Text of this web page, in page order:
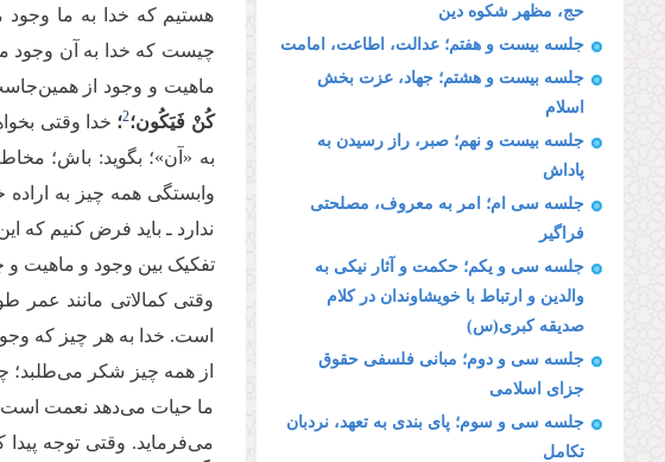
حج، مظهر شکوه دین
جلسه بیست و هفتم؛ عدالت، اطاعت، امامت
جلسه بیست و هشتم؛ جهاد، عزت بخش
اسلام
جلسه بیست و نهم؛ صبر، راز رسیدن به
پاداش
جلسه سی ام؛ امر به معروف، مصلحتی
فراگیر
جلسه سی و یکم؛ حکمت و آثار نیکی به
والدین و ارتباط با خویشاوندان در کلام
صدیقه کبری(س)
جلسه سی و دوم؛ مبانی فلسفی حقوق
جزای اسلامی
جلسه سی و سوم؛ پای بندی به تعهد، نردبان
تکامل
هستیم که خدا به ما وجود
چیست که خدا به آن وجود
ماهیت و وجود از
كُنْ فَیَكُون‏؛2؛ خدا وقتی
به «آن»؛ بگوید: باش؛
وابستگی همه چیز به
ندارد ـ باید فرض کنیم که
تفکیک بین وجود و ماهیت و
وقتی کمالاتی مانند
است. خدا به هر چیز که
از همه چیز شکر می‌طلبد؛
ما حیات می‌دهد نعمت است.
می‌فرماید. وقتی توجه